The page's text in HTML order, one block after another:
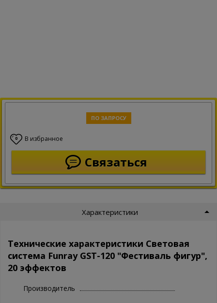
ПО ЗАПРОСУ
0 В избранное
Связаться
Характеристики
Технические характеристики Световая
система Funray GST-120 "Фестиваль фигур",
20 эффектов
Производитель